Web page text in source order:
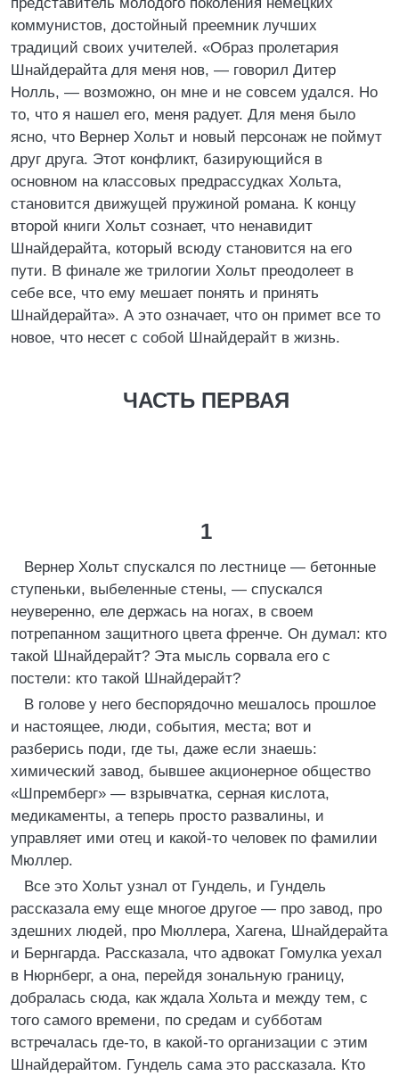
коммунистов, достойный преемник лучших
традиций своих учителей. «Образ пролетария
Шнайдерайта для меня нов, — говорил Дитер
Нолль, — возможно, он мне и не совсем удался. Но
то, что я нашел его, меня радует. Для меня было
ясно, что Вернер Хольт и новый персонаж не поймут
друг друга. Этот конфликт, базирующийся в
основном на классовых предрассудках Хольта,
становится движущей пружиной романа. К концу
второй книги Хольт сознает, что ненавидит
Шнайдерайта, который всюду становится на его
пути. В финале же трилогии Хольт преодолеет в
себе все, что ему мешает понять и принять
Шнайдерайта». А это означает, что он примет все то
новое, что несет с собой Шнайдерайт в жизнь.
ЧАСТЬ ПЕРВАЯ
1
Вернер Хольт спускался по лестнице — бетонные
ступеньки, выбеленные стены, — спускался
неуверенно, еле держась на ногах, в своем
потрепанном защитного цвета френче. Он думал: кто
такой Шнайдерайт? Эта мысль сорвала его с
постели: кто такой Шнайдерайт?
В голове у него беспорядочно мешалось прошлое
и настоящее, люди, события, места; вот и
разберись поди, где ты, даже если знаешь:
химический завод, бывшее акционерное общество
«Шпремберг» — взрывчатка, серная кислота,
медикаменты, а теперь просто развалины, и
управляет ими отец и какой-то человек по фамилии
Мюллер.
Все это Хольт узнал от Гундель, и Гундель
рассказала ему еще многое другое — про завод, про
здешних людей, про Мюллера, Хагена, Шнайдерайта
и Бернгарда. Рассказала, что адвокат Гомулка уехал
в Нюрнберг, а она, перейдя зональную границу,
добралась сюда, как ждала Хольта и между тем, с
того самого времени, по средам и субботам
встречалась где-то, в какой-то организации с этим
Шнайдерайтом. Гундель сама это рассказала. Кто